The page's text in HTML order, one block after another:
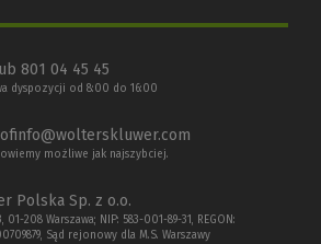
801 04 45 45
dyspozycji od 8:00 do 16:00
możliwe jak najszybciej.
Polska Sp. z o.o.
208 Warszawa; NIP: 583-001-89-31, REGON:
Sąd rejonowy dla M.S. Warszawy